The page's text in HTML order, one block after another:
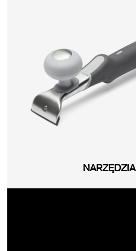
NARZĘDZIA